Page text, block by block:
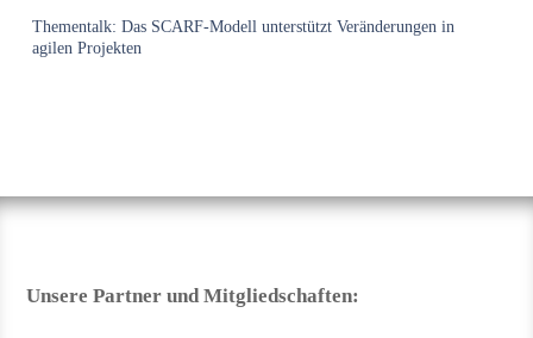
Thementalk: Das SCARF-Modell unterstützt Veränderungen in
agilen Projekten
Unsere Partner und Mitgliedschaften: